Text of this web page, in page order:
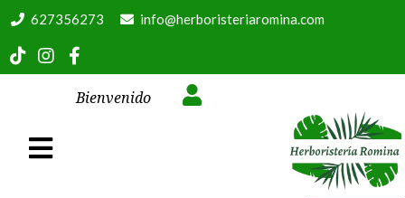
627356273 info@herboristeriaromina.com
Bienvenido